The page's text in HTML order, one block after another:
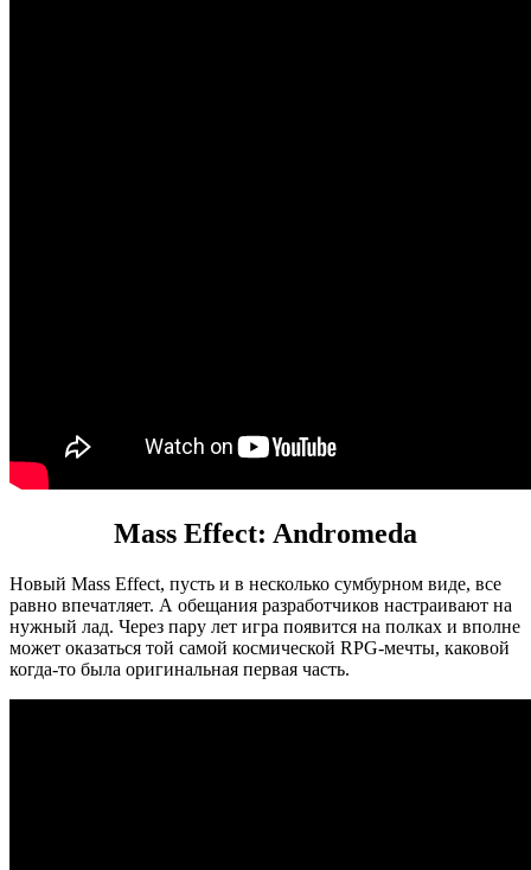
Mass Effect: Andromeda
Новый Mass Effect, пусть и в несколько сумбурном виде, все
равно впечатляет. А обещания разработчиков настраивают на
нужный лад. Через пару лет игра появится на полках и вполне
может оказаться той самой космической RPG-мечты, каковой
когда-то была оригинальная первая часть.